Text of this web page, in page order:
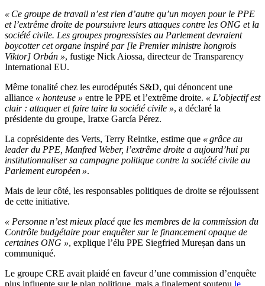
« Ce groupe de travail n’est rien d’autre qu’un moyen pour le PPE
et l’extrême droite de poursuivre leurs attaques contre les ONG et la
société civile. Les groupes progressistes au Parlement devraient
boycotter cet organe inspiré par [le Premier ministre hongrois
Viktor] Orbán », fustige Nick Aiossa, directeur de Transparency
International EU.
Même tonalité chez les eurodéputés S&D, qui dénoncent une
alliance « honteuse » entre le PPE et l’extrême droite. « L’objectif est
clair : attaquer et faire taire la société civile », a déclaré la
présidente du groupe, Iratxe García Pérez.
La coprésidente des Verts, Terry Reintke, estime que « grâce au
leader du PPE, Manfred Weber, l’extrême droite a aujourd’hui pu
institutionnaliser sa campagne politique contre la société civile au
Parlement européen ».
Mais de leur côté, les responsables politiques de droite se réjouissent
de cette initiative.
« Personne n’est mieux placé que les membres de la commission du
Contrôle budgétaire pour enquêter sur le financement opaque de
certaines ONG », explique l’élu PPE Siegfried Mureșan dans un
communiqué.
Le groupe CRE avait plaidé en faveur d’une commission d’enquête